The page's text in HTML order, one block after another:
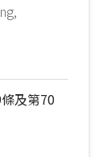
及第70